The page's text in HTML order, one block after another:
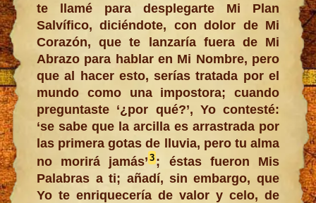
te llamé para desplegarte Mi Plan
Salvífico, diciéndote, con dolor de Mi
Corazón, que te lanzaría fuera de Mi
Abrazo para hablar en Mi Nombre, pero
que al hacer esto, serías tratada por el
mundo como una impostora; cuando
preguntaste ‘¿por qué?’, Yo contesté:
‘se sabe que la arcilla es arrastrada por
las primera gotas de lluvia, pero tu alma
no morirá jamás’3 ; éstas fueron Mis
Palabras a ti; añadí, sin embargo, que
Yo te enriquecería de valor y celo, de